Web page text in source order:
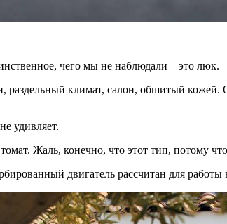
чего мы не наблюдали – это люк.
раздельный климат, салон, обшитый
удивляет.
Жаль, конечно, что этот тип, потому
двигатель рассчитан для работы